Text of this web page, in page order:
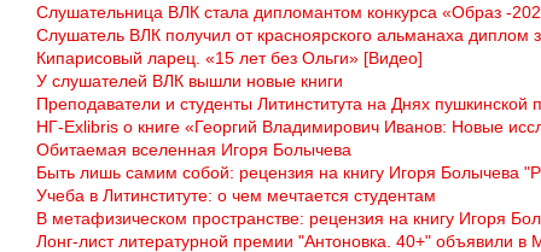
Слушательница ВЛК стала дипломантом конкурса «Образ -
Слушатель ВЛК получил от красноярского альманаха диплом
Кипарисовый ларец. «15 лет без Ольги» [Видео]
У слушателей ВЛК вышли новые книги
Преподаватели и студенты Литинститута на Днях пушкинской
НГ-Exlibris о книге «Георгий Владимирович Иванов: Новые
Обитаемая вселенная Игоря Болычева
Быть лишь самим собой: рецензия на книгу Игоря Болычева
Учеба в Литинституте: о чем мечтается студентам
В метафизическом пространстве: рецензия на книгу Игоря
Лонг-лист литературной премии "Антоновка. 40+" объявили в